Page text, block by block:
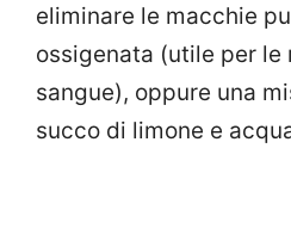
eliminare le macchie
ossigenata (utile per le
sangue), oppure una
succo di limone e